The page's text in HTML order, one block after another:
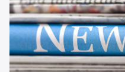
karena itu, pemantauan